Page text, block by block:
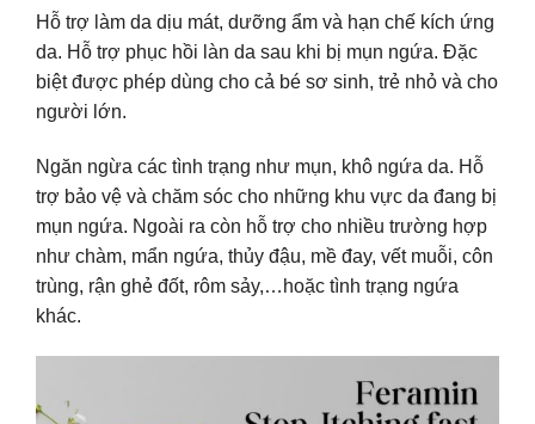
Hỗ trợ làm da dịu mát, dưỡng ẩm và hạn chế kích ứng
da. Hỗ trợ phục hồi làn da sau khi bị mụn ngứa. Đặc
biệt được phép dùng cho cả bé sơ sinh, trẻ nhỏ và cho
người lớn.
Ngăn ngừa các tình trạng như mụn, khô ngứa da. Hỗ
trợ bảo vệ và chăm sóc cho những khu vực da đang bị
mụn ngứa. Ngoài ra còn hỗ trợ cho nhiều trường hợp
như chàm, mẩn ngứa, thủy đậu, mề đay, vết muỗi, côn
trùng, rận ghẻ đốt, rôm sảy,…hoặc tình trạng ngứa
khác.